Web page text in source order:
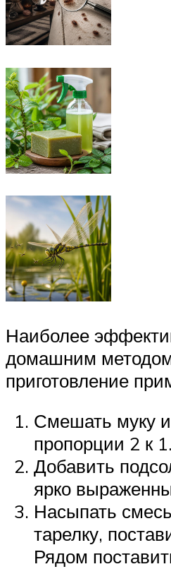
Наиболее
домашним
приготовление
Смешать муку и
пропорции 2 к 1.
Добавить
ярко
Насыпать
тарелку,
Рядом